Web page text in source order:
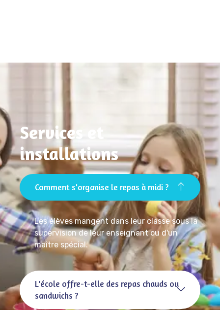
Services et
installations
Comment s'organise le repas à midi ?
Les élèves mangent dans leur classe sous la
supervision de leur enseignant ou d'un
maître spécial.
L'école offre-t-elle des repas chauds ou
sandwichs ?